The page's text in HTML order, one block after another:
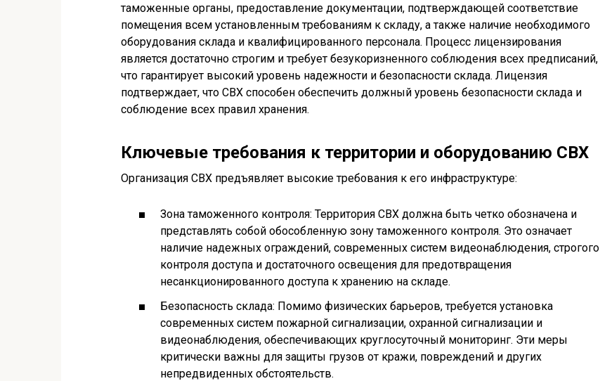
таможенные органы, предоставление документации, подтверждающей соответствие
помещения всем установленным требованиям к складу, а также наличие необходимого
оборудования склада и квалифицированного персонала. Процесс лицензирования
является достаточно строгим и требует безукоризненного соблюдения всех предписаний,
что гарантирует высокий уровень надежности и безопасности склада. Лицензия
подтверждает, что СВХ способен обеспечить должный уровень безопасности склада и
соблюдение всех правил хранения.
Ключевые требования к территории и оборудованию СВХ
Организация СВХ предъявляет высокие требования к его инфраструктуре:
Зона таможенного контроля: Территория СВХ должна быть четко обозначена и
представлять собой обособленную зону таможенного контроля. Это означает
наличие надежных ограждений, современных систем видеонаблюдения, строгого
контроля доступа и достаточного освещения для предотвращения
несанкционированного доступа к хранению на складе.
Безопасность склада: Помимо физических барьеров, требуется установка
современных систем пожарной сигнализации, охранной сигнализации и
видеонаблюдения, обеспечивающих круглосуточный мониторинг. Эти меры
критически важны для защиты грузов от кражи, повреждений и других
непредвиденных обстоятельств.